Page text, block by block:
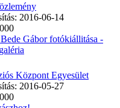
2016-06-14
Gábor fotókiállitása -
Központ Egyesület
2016-05-27